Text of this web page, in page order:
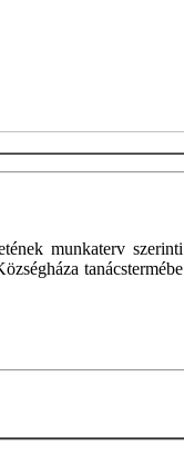
munkaterv szerinti
tanácstermébe